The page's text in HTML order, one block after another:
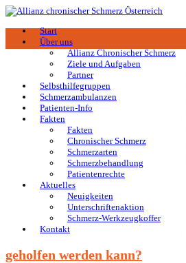
Start
Über uns
Allianz Chronischer Schmerz
Ziele und Aufgaben
Partner
Selbsthilfegruppen
Schmerzambulanzen
Patienten-Info
Fakten
Fakten
Chronischer Schmerz
Schmerzarten
Schmerzbehandlung
Patientenrechte
Aktuelles
Neuigkeiten
Unterschriftenaktion
Schmerz-Werkzeugkoffer
Kontakt
geholfen werden kann?